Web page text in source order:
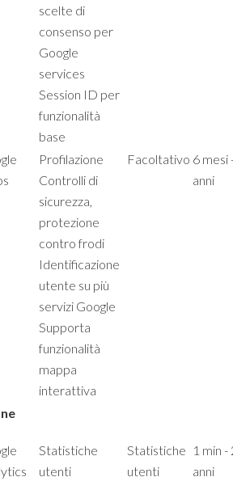
scelte di
consenso per
Google
services
Session ID per
funzionalità
base
Profilazione
Controlli di
sicurezza,
protezione
contro frodi
Identificazione
utente su più
servizi Google
Supporta
funzionalità
mappa
interattiva
Facoltativo 6 mesi
anni
Statistiche
utenti
Statistiche
utenti
1 min -
anni